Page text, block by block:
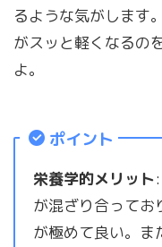
るような気がします
がスッと軽くなるの
よ。
ポイント
栄養学的メリット
が混ざり合ってお
が極めて良い。ま